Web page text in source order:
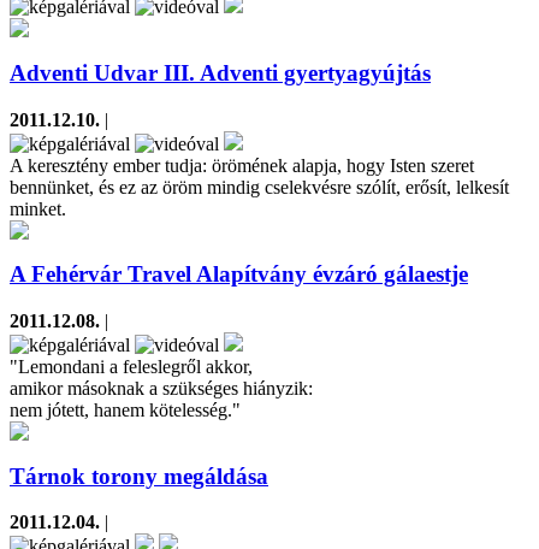
Adventi Udvar III. Adventi gyertyagyújtás
2011.12.10. |
A keresztény ember tudja: örömének alapja, hogy Isten szeret
bennünket, és ez az öröm mindig cselekvésre szólít, erősít, lelkesít
minket.
A Fehérvár Travel Alapítvány évzáró gálaestje
2011.12.08. |
"Lemondani a feleslegről akkor,
amikor másoknak a szükséges hiányzik:
nem jótett, hanem kötelesség."
Tárnok torony megáldása
2011.12.04. |